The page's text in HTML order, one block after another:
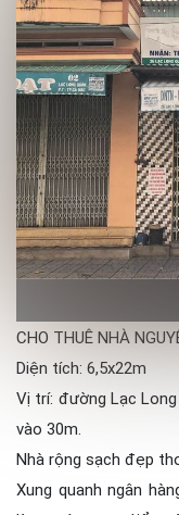
CHO THUÊ NHÀ
Diện tích: 6,5x22m
Vị trí: đường Lạc
vào 30m.
Nhà rộng sạch đẹp
Xung quanh ngân